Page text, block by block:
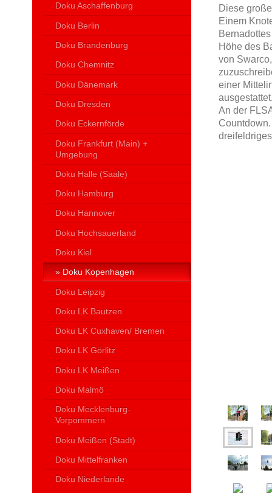
Diese
Einem
Höhe des
von
einer
An der
Doku Aschaffenburg
Doku Berlin
Doku Brandenburg
Doku Chemnitz
Doku Dänemark
Doku Dresden
Doku Eckernförde
Doku Frankfurt (Main) +
Umgebung
Doku Halle (Saale)
Doku Hamburg
Doku Hannover
Doku Hochsauerland
Doku Kiel
Doku Kopenhagen
Doku Leipzig
Doku LK Bautzen
Doku LK Cuxhaven/ Bremen
Doku LK Görlitz
Doku LK Meißen
Doku Malmö
Doku Mecklenburg-
Vorpommern
Doku Meißen (Stadt)
Doku Mittelfranken
Doku Niederlande